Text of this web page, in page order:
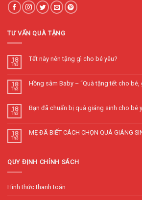
TƯ VẤN QUÀ TẶNG
18
Th3
Tết này nên tặng gì cho bé yêu?
18
Th3
Hồng sâm Baby – “Quà tặng tết cho bé,
18
Th3
Bạn đã chuẩn bị quà giáng sinh cho bé
18
Th3
MẸ ĐÃ BIẾT CÁCH CHỌN QUÀ GIÁNG
QUY ĐỊNH CHÍNH SÁCH
Hình thức thanh toán